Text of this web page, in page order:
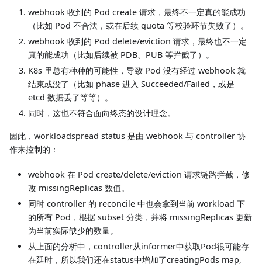
webhook 收到的 Pod create 请求，最终不一定真的能成功
（比如 Pod 不合法，或在后续 quota 等校验环节失败了）。
webhook 收到的 Pod delete/eviction 请求，最终也不一定
真的能成功（比如后续被 PDB、PUB 等拦截了）。
K8s 里总有种种的可能性，导致 Pod 没有经过 webhook 就
结束或没了（比如 phase 进入 Succeeded/Failed，或是
etcd 数据丢了等等）。
同时，这也不符合面向终态的设计理念。
因此，workloadspread status 是由 webhook 与 controller 协
作来控制的：
webhook 在 Pod create/delete/eviction 请求链路拦截，修
改 missingReplicas 数值。
同时 controller 的 reconcile 中也会拿到当前 workload 下
的所有 Pod，根据 subset 分类，并将 missingReplicas 更新
为当前实际缺少的数量。
从上面的分析中，controller从informer中获取Pod很可能存
在延时，所以我们还在status中增加了creatingPods map,